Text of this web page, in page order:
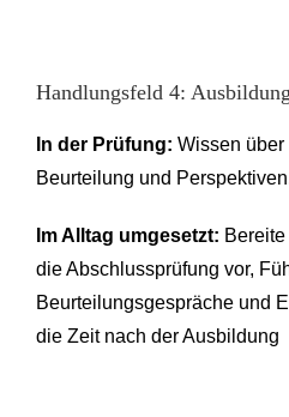
Handlungsfeld 4:
In der Prüfung: Wissen über
Beurteilung und
Im Alltag umgesetzt:
die Abschlussprüfung vor,
Beurteilungsgespräche und
die Zeit nach der Ausbildung